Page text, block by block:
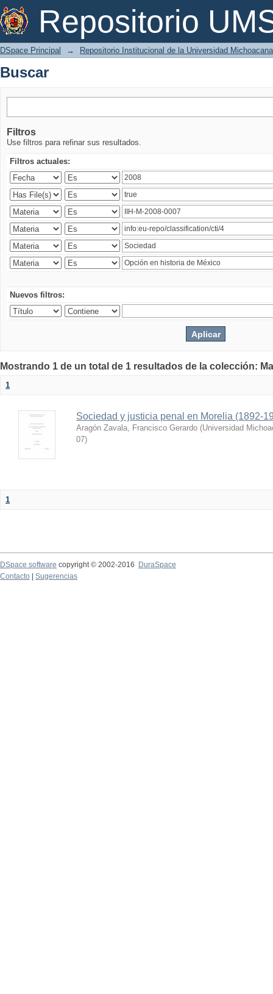
Repositorio
Buscar
DSpace Principal → Repositorio Institucional de la Universidad
Buscar
Filtros
Use filtros para refinar sus resultados.
Filtros actuales:
Nuevos filtros:
Mostrando 1 de un total de 1 resultados de la colección:
1
Sociedad y justicia penal en Morelia (1892-
Aragón Zavala, Francisco Gerardo (Universidad
07)
1
DSpace software copyright © 2002-2016
DuraSpace
Contacto
Sugerencias